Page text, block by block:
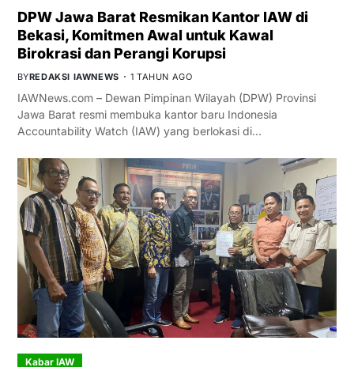
DPW Jawa Barat Resmikan Kantor IAW di
Bekasi, Komitmen Awal untuk Kawal
Birokrasi dan Perangi Korupsi
BYREDAKSI IAWNEWS 1 TAHUN AGO
IAWNews.com – Dewan Pimpinan Wilayah (DPW) Provinsi
Jawa Barat resmi membuka kantor baru Indonesia
Accountability Watch (IAW) yang berlokasi di…
Kabar IAW